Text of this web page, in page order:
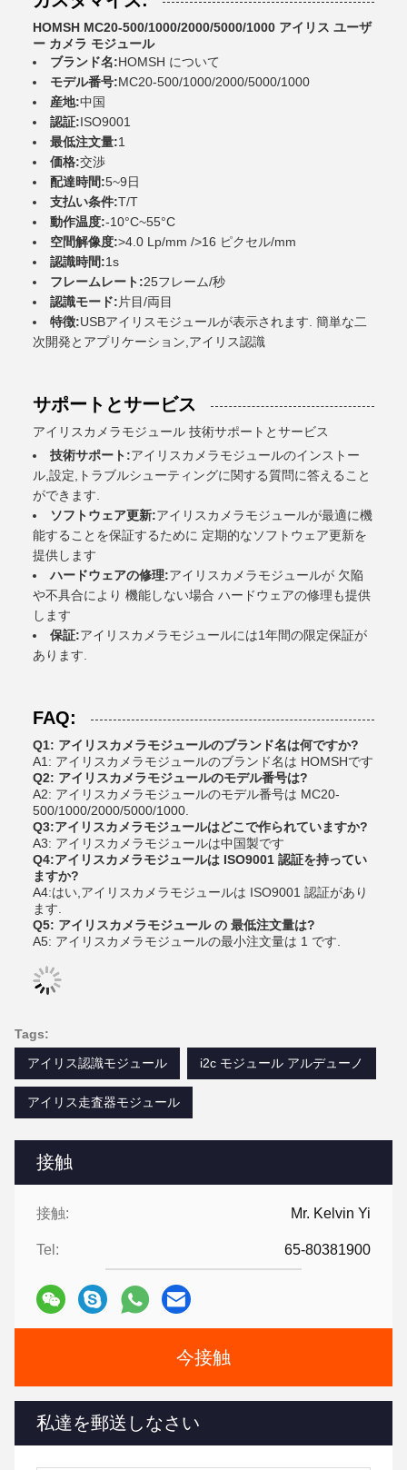
接触
接触: Mr. Kelvin Yi
Tel: 65-80381900
今接触
私達を郵送しなさい
HOMSH MC20-500/1000/2000/5000/1000 アイリス ユーザ
ー カメラ モジュール
ブランド名:HOMSH について
モデル番号:MC20-500/1000/2000/5000/1000
産地:中国
認証:ISO9001
最低注文量:1
価格:交渉
配達時間:5~9日
支払い条件:T/T
動作温度:-10°C~55°C
空間解像度:>4.0 Lp/mm />16 ピクセル/mm
認識時間:1s
フレームレート:25フレーム/秒
認識モード:片目/両目
特徴:USBアイリスモジュールが表示されます. 簡単な二
次開発とアプリケーション,アイリス認識
サポートとサービス
アイリスカメラモジュール 技術サポートとサービス
技術サポート:アイリスカメラモジュールのインストー
ル,設定,トラブルシューティングに関する質問に答えること
ができます.
ソフトウェア更新:アイリスカメラモジュールが最適に機
能することを保証するために 定期的なソフトウェア更新を
提供します
ハードウェアの修理:アイリスカメラモジュールが 欠陥
や不具合により 機能しない場合 ハードウェアの修理も提供
します
保証:アイリスカメラモジュールには1年間の限定保証が
あります.
FAQ:
Q1: アイリスカメラモジュールのブランド名は何ですか?
A1: アイリスカメラモジュールのブランド名は HOMSHです
Q2: アイリスカメラモジュールのモデル番号は?
A2: アイリスカメラモジュールのモデル番号は MC20-
500/1000/2000/5000/1000.
Q3:アイリスカメラモジュールはどこで作られていますか?
A3: アイリスカメラモジュールは中国製です
Q4:アイリスカメラモジュールは ISO9001 認証を持ってい
ますか?
A4:はい,アイリスカメラモジュールは ISO9001 認証があり
ます.
Q5: アイリスカメラモジュール の 最低注文量は?
A5: アイリスカメラモジュールの最小注文量は 1 です.
Tags:
アイリス認識モジュール
i2c モジュール アルデューノ
アイリス走査器モジュール